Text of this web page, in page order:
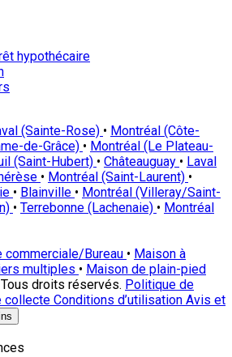
hypothécaire
(Sainte-Rose) • Montréal (Côte-
de-Grâce) • Montréal (Le Plateau-
(Saint-Hubert) • Châteauguay • Laval
• Montréal (Saint-Laurent) •
• Blainville • Montréal (Villeray/Saint-
• Terrebonne (Lachenaie) • Montréal
commerciale/Bureau • Maison à
multiples • Maison de plain-pied
droits réservés. Politique de
collecte Conditions d’utilisation Avis et